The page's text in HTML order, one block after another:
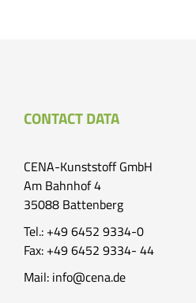
CONTACT DATA
CENA-Kunststoff GmbH
Am Bahnhof 4
35088 Battenberg
Tel.: +49 6452 9334-0
Fax: +49 6452 9334- 44
Mail: info@cena.de